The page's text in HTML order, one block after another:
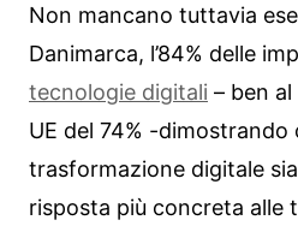
Non mancano tuttavia
Danimarca, l’84% delle
tecnologie digitali – ben
UE del 74% -dimostrando
trasformazione digitale
risposta più concreta alle